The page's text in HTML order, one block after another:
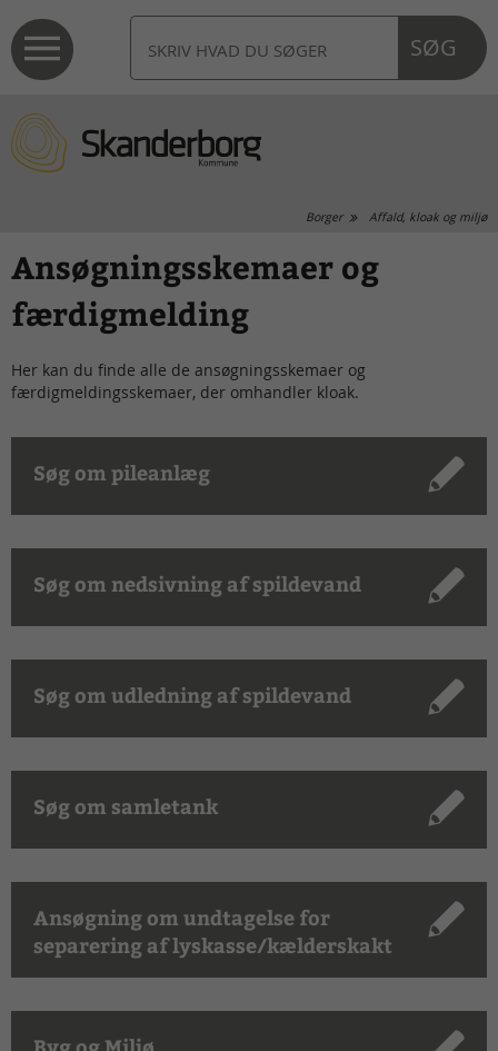
SØG
Borger Affald, kloak og miljø
Ansøgningsskemaer og
færdigmelding
Her kan du finde alle de ansøgningsskemaer og
færdigmeldingsskemaer, der omhandler kloak.
Søg om pileanlæg
Søg om nedsivning af spildevand
Søg om udledning af spildevand
Søg om samletank
Ansøgning om undtagelse for
separering af lyskasse/kælderskakt